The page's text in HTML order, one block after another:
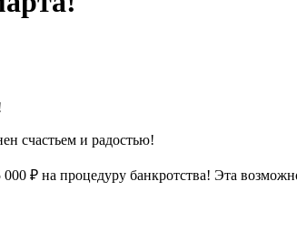
счастьем и радостью!
₽ на процедуру банкротства! Эта